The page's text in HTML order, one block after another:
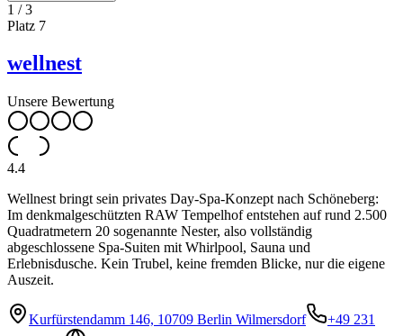
1 /3
Platz 7
wellnest
Unsere Bewertung
4.4
Wellnest bringt sein privates Day-Spa-Konzept nach Schöneberg:
Im denkmalgeschützten RAW Tempelhof entstehen auf rund 2.500
Quadratmetern 20 sogenannte Nester, also vollständig
abgeschlossene Spa-Suiten mit Whirlpool, Sauna und
Erlebnisdusche. Kein Trubel, keine fremden Blicke, nur die eigene
Auszeit.
Kurfürstendamm 146, 10709 Berlin Wilmersdorf
+49 231